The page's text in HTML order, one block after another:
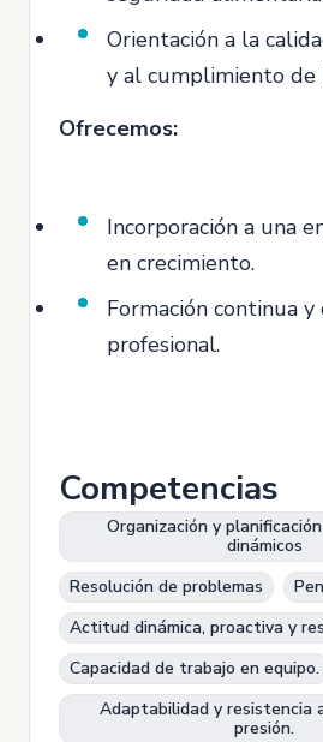
Orientación a la
y al cumplimiento de
Ofrecemos:
Incorporación a una
en crecimiento.
Formación continua
profesional.
Competencias
Organización y
dinámicos
Resolución de problemas
Actitud dinámica, proactiva y
Capacidad de trabajo en equipo.
Adaptabilidad y resistencia
presión.